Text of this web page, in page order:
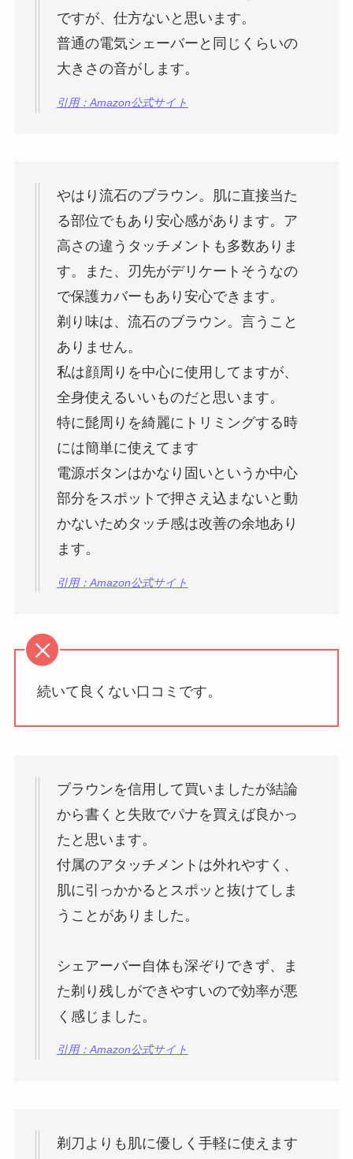
ですが、仕方ないと思います。
普通の電気シェーバーと同じくらいの
大きさの音がします。
引用：Amazon公式サイト
やはり流石のブラウン。肌に直接当た
る部位でもあり安心感があります。ア
高さの違うタッチメントも多数ありま
す。また、刃先がデリケートそうなの
で保護カバーもあり安心できます。
剃り味は、流石のブラウン。言うこと
ありません。
私は顔周りを中心に使用してますが、
全身使えるいいものだと思います。
特に髭周りを綺麗にトリミングする時
には簡単に使えてます
電源ボタンはかなり固いというか中心
部分をスポットで押さえ込まないと動
かないためタッチ感は改善の余地あり
ます。
引用：Amazon公式サイト
続いて良くない口コミです。
ブラウンを信用して買いましたが結論
から書くと失敗でパナを買えば良かっ
たと思います。
付属のアタッチメントは外れやすく、
肌に引っかかるとスポッと抜けてしま
うことがありました。
シェアーバー自体も深ぞりできず、ま
た剃り残しができやすいので効率が悪
く感じました。
引用：Amazon公式サイト
剃刀よりも肌に優しく手軽に使えます